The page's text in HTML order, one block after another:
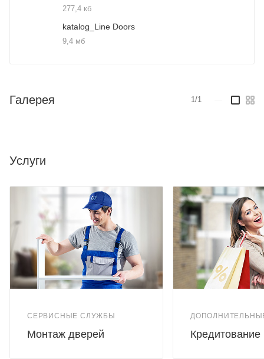
Замечательный выбор для любого интерьера!
277,4 кб
katalog_Line Doors
9,4 мб
Галерея 1/1
Услуги
СЕРВИСНЫЕ СЛУЖБЫ
Монтаж дверей Кредитование